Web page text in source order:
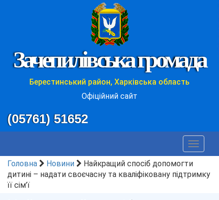
Зачепилівська громада
Берестинський район, Харківська область
Офіційний сайт
(05761) 51652
Toggle
Головна
Новини
Найкращий спосіб допомогти
дитині – надати своєчасну та кваліфіковану підтримку
її сім’ї